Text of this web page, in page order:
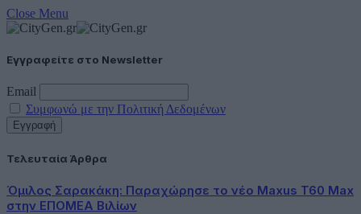
Close Menu
Εγγραφείτε στο Newsletter
Email
Συμφωνώ με την Πολιτική Δεδομένων
Τελευταία Άρθρα
Όμιλος Σαρακάκη: Παραχώρησε το νέο Maxus T60 Max
στην ΕΠΟΜΕΑ Βιλίων